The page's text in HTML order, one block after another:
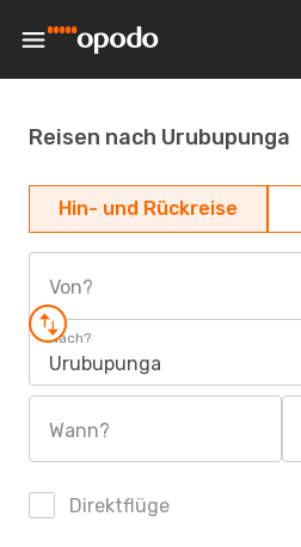
Reisen nach Urubupunga
Hin- und Rückreise
Von?
Nach?
Urubupunga
Wann?
Direktflüge